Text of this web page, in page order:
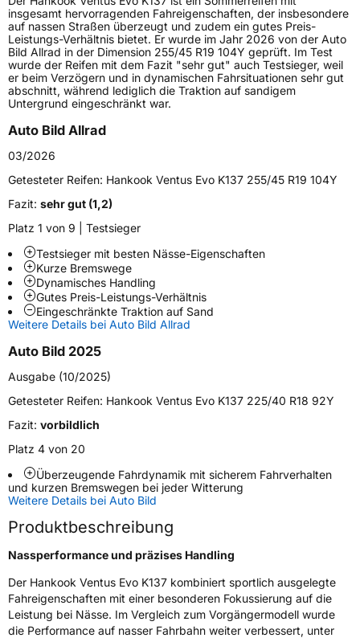
Lastindex102
Höchstlast850 kg
Gewicht (in kg)11,942 kg
Generelle Merkmale
FahrzeugtypPKW
Verwendung
ModellnameVentus Evo K137
FahrzeugartPKW & SUV
Weitere Eigenschaften
SchlauchtypTL
ZustandNeureifen
FelgenschutzMFS
EU Label
EffizienzC
Rollgeräusch (Klasse)B
Rollgeräusch (dB) 70
insgesamt hervorragenden Fahreigenschaften, der insbesondere
auf nassen Straßen überzeugt und zudem ein gutes Preis-
Leistungs-Verhältnis bietet. Er wurde im Jahr 2026 von der Auto
Bild Allrad in der Dimension 255/45 R19 104Y geprüft. Im Test
wurde der Reifen mit dem Fazit "sehr gut" auch Testsieger, weil
er beim Verzögern und in dynamischen Fahrsituationen sehr gut
abschnitt, während lediglich die Traktion auf sandigem
Untergrund eingeschränkt war.
Auto Bild Allrad
03/2026
Getesteter Reifen: Hankook Ventus Evo K137 255/45 R19 104Y
Fazit: sehr gut (1,2)
Platz 1 von 9 | Testsieger
Testsieger mit besten Nässe-Eigenschaften
Kurze Bremswege
Dynamisches Handling
Gutes Preis-Leistungs-Verhältnis
Eingeschränkte Traktion auf Sand
Weitere Details bei Auto Bild Allrad
Auto Bild 2025
Ausgabe (10/2025)
Getesteter Reifen: Hankook Ventus Evo K137 225/40 R18 92Y
Fazit: vorbildlich
Platz 4 von 20
Überzeugende Fahrdynamik mit sicherem Fahrverhalten
und kurzen Bremswegen bei jeder Witterung
Weitere Details bei Auto Bild
Produktbeschreibung
Nassperformance und präzises Handling
Der Hankook Ventus Evo K137 kombiniert sportlich ausgelegte
Fahreigenschaften mit einer besonderen Fokussierung auf die
Leistung bei Nässe. Im Vergleich zum Vorgängermodell wurde
die Performance auf nasser Fahrbahn weiter verbessert, unter